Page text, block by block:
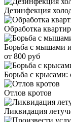
Дезинфекция
Обработка
Борьба с мышами
от 800 руб
Борьба с крысами:
Отлов кротов
Ликвидация